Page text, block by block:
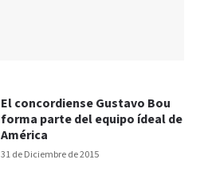
31 de Diciembre de 2015
El concordiense Gustavo Bou
forma parte del equipo ídeal de
América